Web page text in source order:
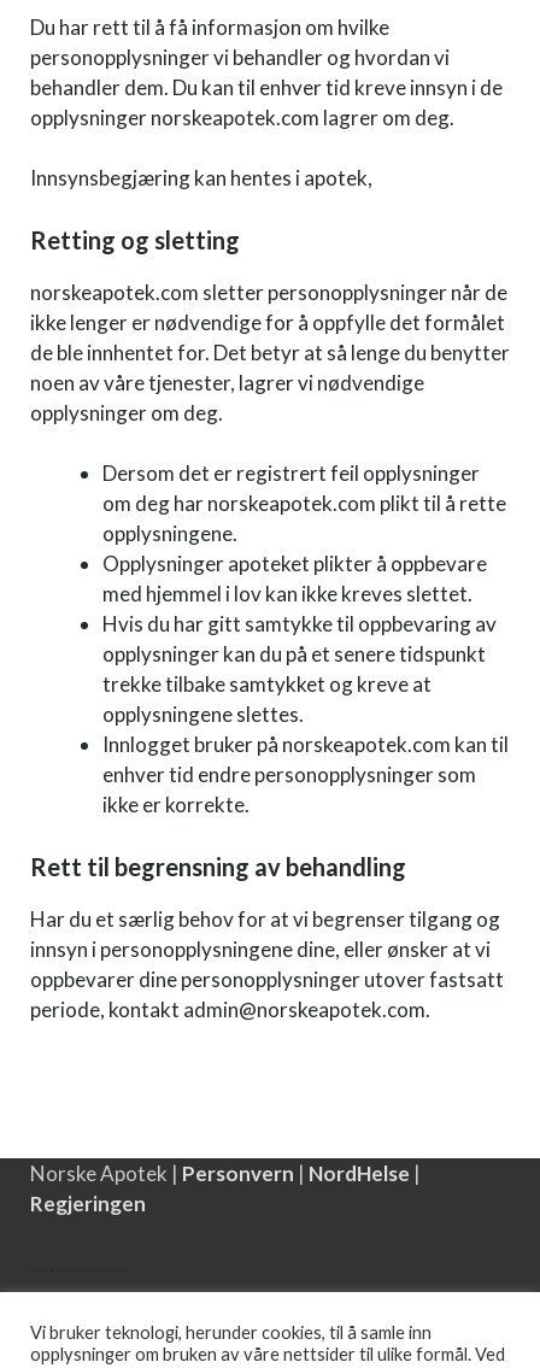
Du har rett til å få informasjon om hvilke
personopplysninger vi behandler og hvordan vi
behandler dem. Du kan til enhver tid kreve innsyn i de
opplysninger norskeapotek.com lagrer om deg.
Innsynsbegjæring kan hentes i apotek,
Retting og sletting
norskeapotek.com sletter personopplysninger når de
ikke lenger er nødvendige for å oppfylle det formålet
de ble innhentet for. Det betyr at så lenge du benytter
noen av våre tjenester, lagrer vi nødvendige
opplysninger om deg.
Dersom det er registrert feil opplysninger
om deg har norskeapotek.com plikt til å rette
opplysningene.
Opplysninger apoteket plikter å oppbevare
med hjemmel i lov kan ikke kreves slettet.
Hvis du har gitt samtykke til oppbevaring av
opplysninger kan du på et senere tidspunkt
trekke tilbake samtykket og kreve at
opplysningene slettes.
Innlogget bruker på norskeapotek.com kan til
enhver tid endre personopplysninger som
ikke er korrekte.
Rett til begrensning av behandling
Har du et særlig behov for at vi begrenser tilgang og
innsyn i personopplysningene dine, eller ønsker at vi
oppbevarer dine personopplysninger utover fastsatt
periode, kontakt admin@norskeapotek.com.
Norske Apotek | Personvern | NordHelse |
Regjeringen
Copyright © 2026 | Det anbefales å oppbevare
medisinen i romtemperatur borte fra fukt og
Vi bruker teknologi, herunder cookies, til å samle inn
opplysninger om bruken av våre nettsider til ulike formål. Ved